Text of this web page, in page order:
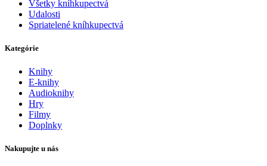
Všetky kníhkupectvá
Udalosti
Spriatelené kníhkupectvá
Kategórie
Knihy
E-knihy
Audioknihy
Hry
Filmy
Doplnky
Nakupujte u nás